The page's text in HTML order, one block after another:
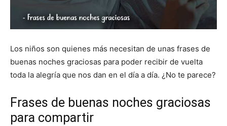
Los niños son quienes más necesitan de unas frases de
buenas noches graciosas para poder recibir de vuelta
toda la alegría que nos dan en el día a día. ¿No te parece?
Frases de buenas noches graciosas
para compartir